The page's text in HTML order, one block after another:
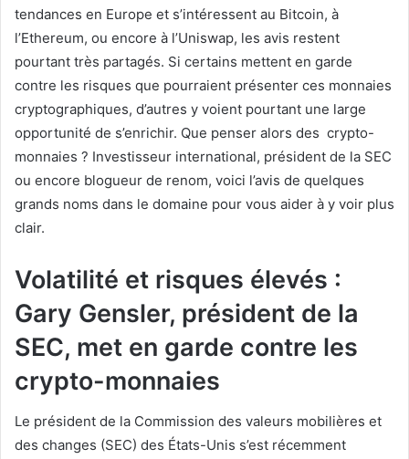
tendances en Europe et s’intéressent au Bitcoin, à
l’Ethereum, ou encore à l’Uniswap, les avis restent
pourtant très partagés. Si certains mettent en garde
contre les risques que pourraient présenter ces monnaies
cryptographiques, d’autres y voient pourtant une large
opportunité de s’enrichir. Que penser alors des crypto-
monnaies ? Investisseur international, président de la SEC
ou encore blogueur de renom, voici l’avis de quelques
grands noms dans le domaine pour vous aider à y voir plus
clair.
Volatilité et risques élevés :
Gary Gensler, président de la
SEC, met en garde contre les
crypto-monnaies
Le président de la Commission des valeurs mobilières et
des changes (SEC) des États-Unis s’est récemment